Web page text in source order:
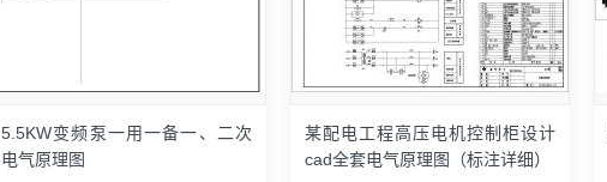
5.5KW变频泵一用一备一、二次
电气原理图
某配电工程高压电机控制柜设计
cad全套电气原理图（标注详细）